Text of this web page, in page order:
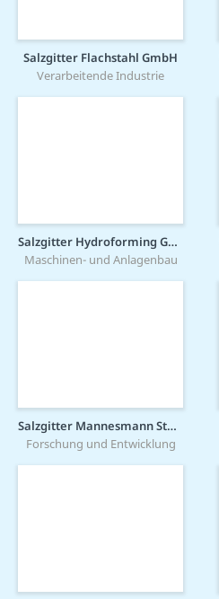
Salzgitter Flachstahl GmbH
Verarbeitende Industrie
Salzgitter Hydroforming GmbH & Co. KG
Maschinen- und Anlagenbau
Salzgitter Mannesmann Stahlservice GmbH
Forschung und Entwicklung